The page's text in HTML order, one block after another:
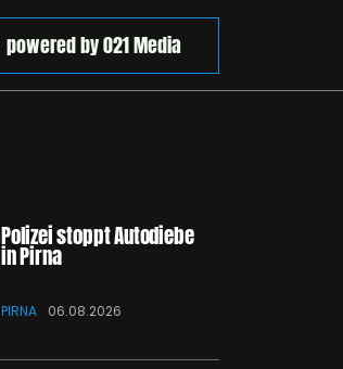
powered by 021 Media
Polizei stoppt Autodiebe
in Pirna
PIRNA 06.08.2026